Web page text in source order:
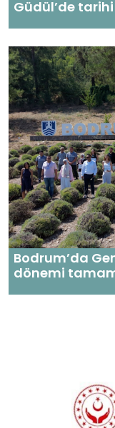
Güdül’de
Bodrum’da
dönemi